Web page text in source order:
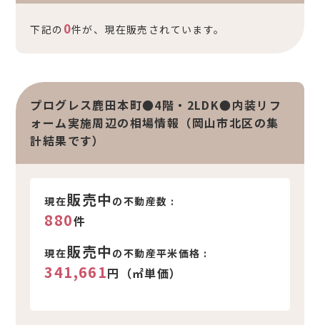
下記の 0件が、現在販売されています。
プログレス鹿田本町●4階・2LDK●内装リフ
ォーム実施周辺の相場情報（岡山市北区の集
計結果です）
現在販売中 の不動産数 :
880件
現在販売中 の不動産平米価格 :
341,661円（㎡単価）